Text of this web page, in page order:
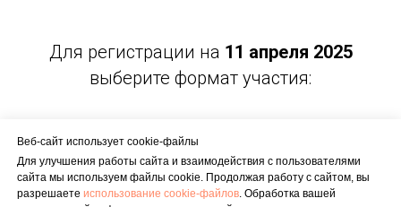
Для регистрации на 11 апреля 2025
выберите формат участия:
Веб-сайт использует cookie-файлы
Для улучшения работы сайта и взаимодействия с пользователями
сайта мы используем файлы cookie. Продолжая работу с сайтом, вы
разрешаете использование cookie-файлов. Обработка вашей